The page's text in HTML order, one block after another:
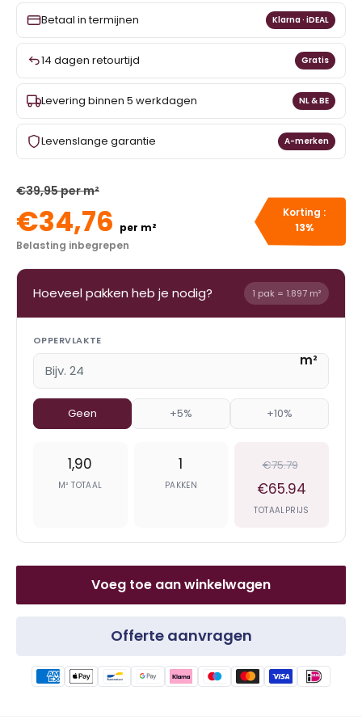
Betaal in termijnen Klarna · iDEAL
14 dagen retourtijd Gratis
Levering binnen 5 werkdagen NL & BE
Levenslange garantie A-merken
€39,95 per m²
€34,76 per m²
Belasting inbegrepen
Korting :
13%
Hoeveel pakken heb je nodig? 1 pak = 1.897 m²
OPPERVLAKTE
m²
Geen +5% +10%
1,90
M² TOTAAL
1
PAKKEN
€75.79
€65.94
TOTAALPRIJS
Voeg toe aan winkelwagen
Offerte aanvragen